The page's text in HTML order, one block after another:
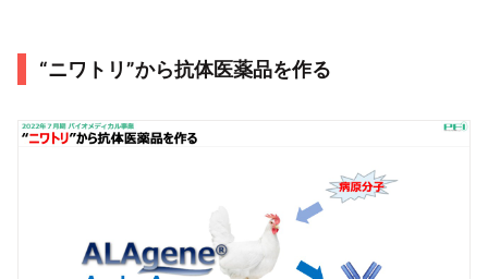
“ニワトリ”から抗体医薬品を作る